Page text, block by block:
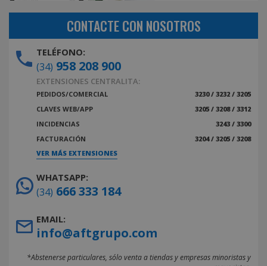
CONTACTE CON NOSOTROS
TELÉFONO:
(34) 958 208 900
EXTENSIONES CENTRALITA:
PEDIDOS/COMERCIAL
3230 / 3232 / 3205
CLAVES WEB/APP
3205 / 3208 / 3312
INCIDENCIAS
3243 / 3300
FACTURACIÓN
3204 / 3205 / 3208
VER MÁS EXTENSIONES
WHATSAPP:
(34) 666 333 184
EMAIL:
info@aftgrupo.com
*Abstenerse particulares, sólo venta a tiendas y empresas minoristas y